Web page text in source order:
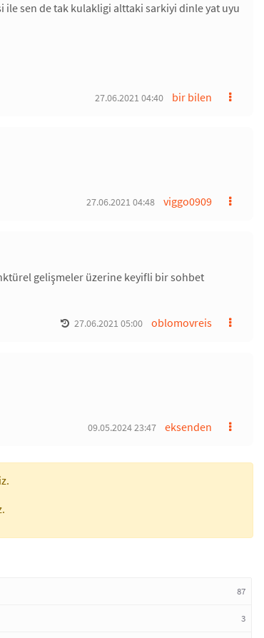
sen de tak kulakligi alttaki sarkiyi dinle yat uyu
bir bilen
27.06.2021 04:40
viggo0909
27.06.2021 04:48
gelişmeler üzerine keyifli bir sohbet
oblomovreis
27.06.2021 05:00
eksenden
09.05.2024 23:47
87
3